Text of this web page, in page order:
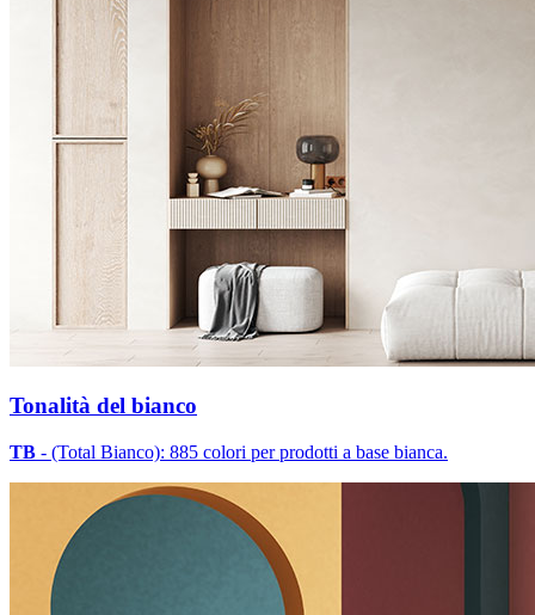
Tonalità del bianco
TB - (Total Bianco): 885 colori per prodotti a base bianca.